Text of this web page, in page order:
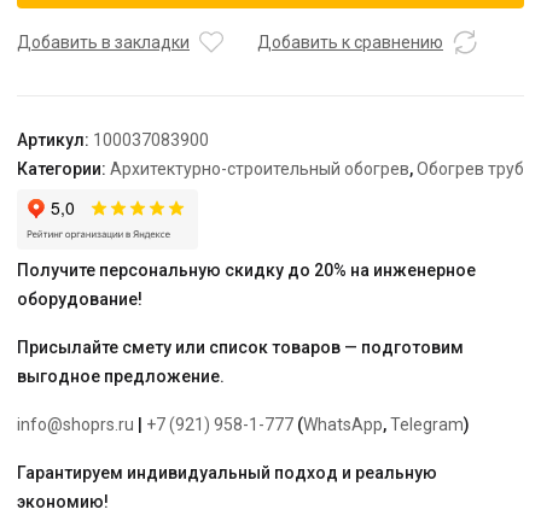
TEPLOLUX
10-
5
Добавить в закладки Добавить к сравнению
Артикул: 100037083900
Категории: Архитектурно-строительный обогрев,Обогрев труб
Получите персональную скидку до 20% на инженерное
оборудование!
Присылайте смету или список товаров — подготовим
выгодное предложение.
info@shoprs.ru +7 (921) 958-1-777 (WhatsApp,Telegram)
Гарантируем индивидуальный подход и реальную
экономию!